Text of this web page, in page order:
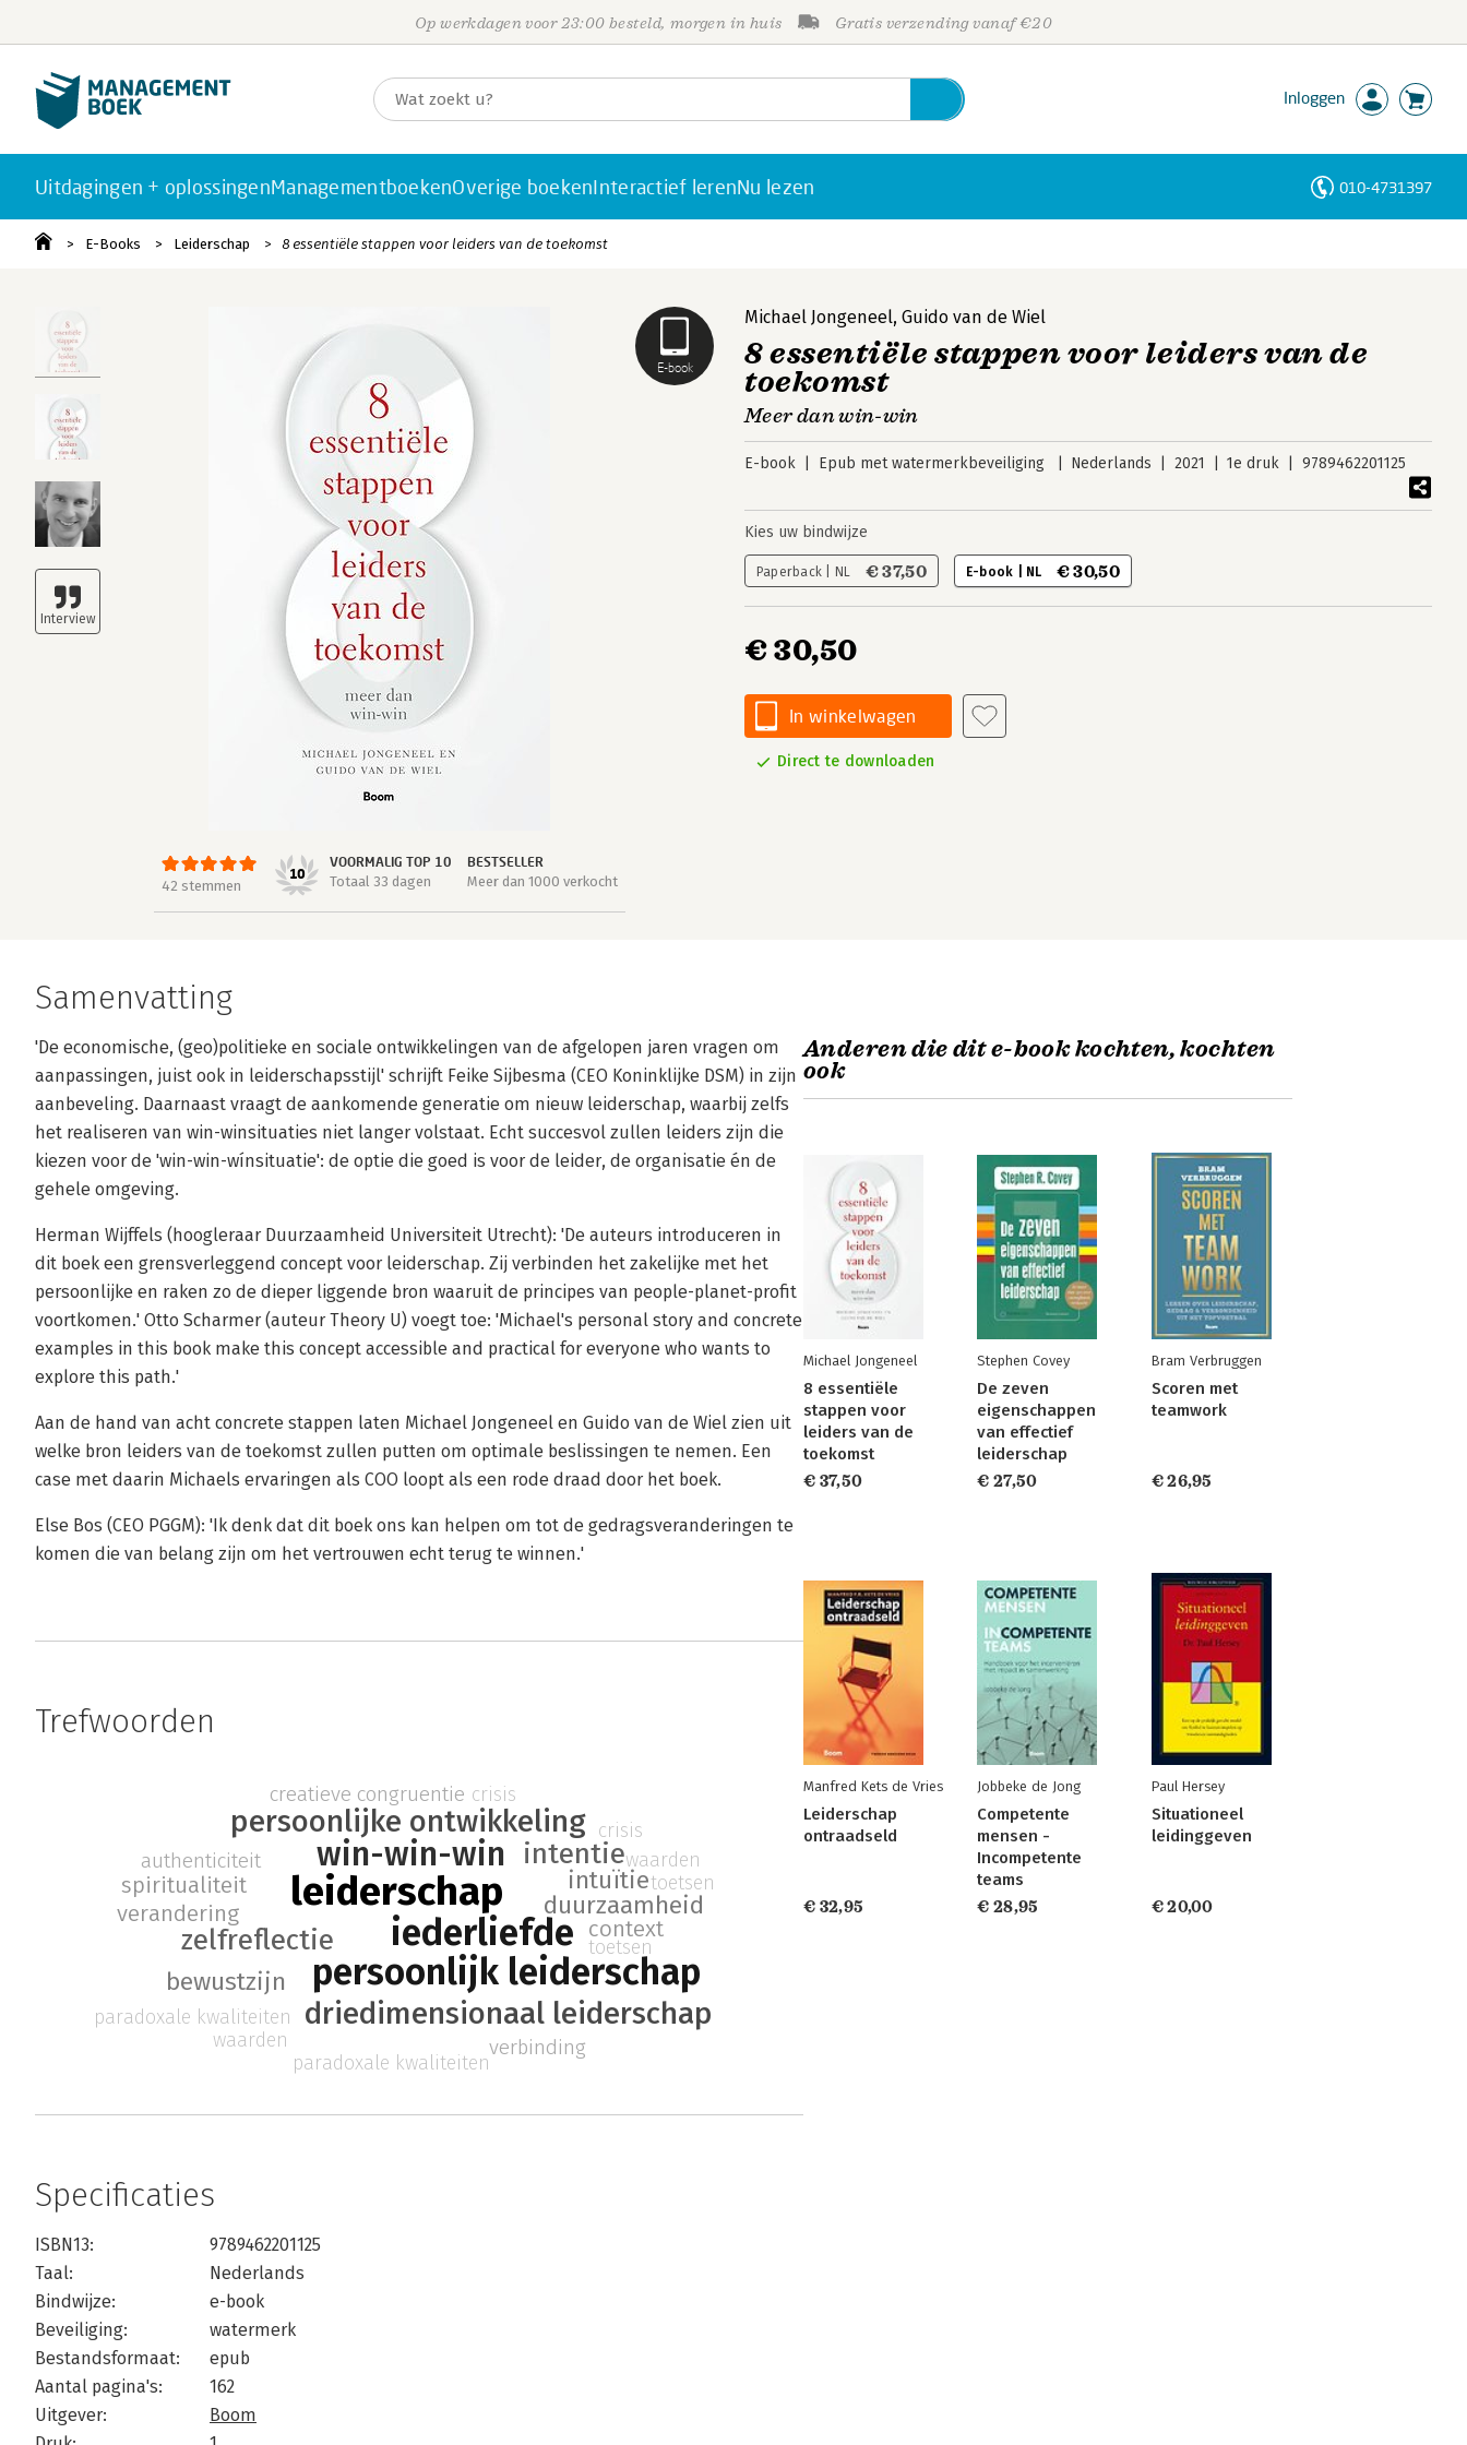
Op werkdagen voor 23:00 besteld, morgen in huis Gratis verzending vanaf €20
Inloggen
Uitdagingen + oplossingenManagementboekenOverige boekenInteractief lerenNu lezen 010-4731397
E-Books Leiderschap 8 essentiële stappen voor leiders van de toekomst
E-book
42 stemmen
10
VOORMALIG TOP 10
Totaal 33 dagen
BESTSELLER
Meer dan 1000 verkocht
Michael Jongeneel, Guido van de Wiel
8 essentiële stappen voor leiders van de
toekomst
Meer dan win-win
E-book Epub met watermerkbeveiliging Nederlands 2021 1e druk 9789462201125
Kies uw bindwijze
Paperback | NL € 37,50 E-book | NL € 30,50
€ 30,50
In winkelwagen
Direct te downloaden
Samenvatting
'De economische, (geo)politieke en sociale ontwikkelingen van de afgelopen jaren vragen om
aanpassingen, juist ook in leiderschapsstijl' schrijft Feike Sijbesma (CEO Koninklijke DSM) in zijn
aanbeveling. Daarnaast vraagt de aankomende generatie om nieuw leiderschap, waarbij zelfs
het realiseren van win-winsituaties niet langer volstaat. Echt succesvol zullen leiders zijn die
kiezen voor de 'win-win-wínsituatie': de optie die goed is voor de leider, de organisatie én de
gehele omgeving.
Herman Wijffels (hoogleraar Duurzaamheid Universiteit Utrecht): 'De auteurs introduceren in
dit boek een grensverleggend concept voor leiderschap. Zij verbinden het zakelijke met het
persoonlijke en raken zo de dieper liggende bron waaruit de principes van people-planet-profit
voortkomen.' Otto Scharmer (auteur Theory U) voegt toe: 'Michael's personal story and concrete
examples in this book make this concept accessible and practical for everyone who wants to
explore this path.'
Aan de hand van acht concrete stappen laten Michael Jongeneel en Guido van de Wiel zien uit
welke bron leiders van de toekomst zullen putten om optimale beslissingen te nemen. Een
case met daarin Michaels ervaringen als COO loopt als een rode draad door het boek.
Else Bos (CEO PGGM): 'Ik denk dat dit boek ons kan helpen om tot de gedragsveranderingen te
komen die van belang zijn om het vertrouwen echt terug te winnen.'
Trefwoorden
leiderschap
iederliefde
persoonlijk leiderschap
win-win-win
persoonlijke ontwikkeling
driedimensionaal leiderschap
zelfreflectie
intentie
intuïtie
duurzaamheid
bewustzijn
verandering
context
spiritualiteit
authenticiteit
creatieve congruentie
verbinding
toetsen
crisis
paradoxale kwaliteiten
waarden
toetsen
crisis
paradoxale kwaliteiten
waarden
Specificaties
ISBN13:
9789462201125
Taal:
Nederlands
Bindwijze:
e-book
Beveiliging:
watermerk
Bestandsformaat:
epub
Aantal pagina's:
162
Uitgever:
Boom
Anderen die dit e-book kochten, kochten
ook
Michael Jongeneel
8 essentiële
stappen voor
leiders van de
toekomst
€ 37,50
Stephen Covey
De zeven
eigenschappen
van effectief
leiderschap
€ 27,50
Bram Verbruggen
Scoren met
teamwork
€ 26,95
Manfred Kets de Vries
Leiderschap
ontraadseld
€ 32,95
Jobbeke de Jong
Competente
mensen -
Incompetente
teams
€ 28,95
Paul Hersey
Situationeel
leidinggeven
€ 20,00
Personen